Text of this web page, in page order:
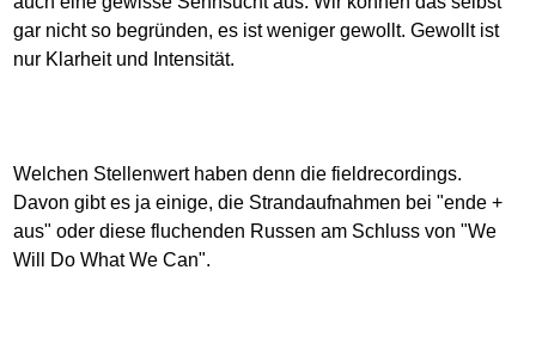
gar nicht so begründen, es ist weniger gewollt. Gewollt ist
nur Klarheit und Intensität.
Welchen Stellenwert haben denn die fieldrecordings.
Davon gibt es ja einige, die Strandaufnahmen bei "ende +
aus" oder diese fluchenden Russen am Schluss von "We
Will Do What We Can".